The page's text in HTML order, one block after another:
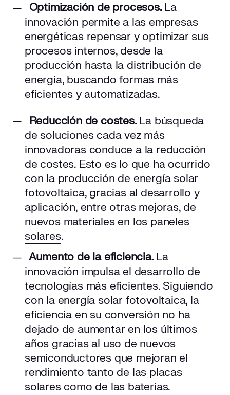
Optimización de procesos.La
innovación permite a las empresas
energéticas repensar y optimizar sus
procesos internos, desde la
producción hasta la distribución de
energía, buscando formas más
eficientes y automatizadas.
Reducción de costes.La búsqueda
de soluciones cada vez más
innovadoras conduce a la reducción
de costes. Esto es lo que ha ocurrido
con la producción de energía solar
fotovoltaica, gracias al desarrollo y
aplicación, entre otras mejoras, de
nuevos materiales en los paneles
solares.
Aumento de la eficiencia.La
innovación impulsa el desarrollo de
tecnologías más eficientes. Siguiendo
con la energía solar fotovoltaica, la
eficiencia en su conversión no ha
dejado de aumentar en los últimos
años gracias al uso de nuevos
semiconductores que mejoran el
rendimiento tanto de las placas
solares como de las baterías.